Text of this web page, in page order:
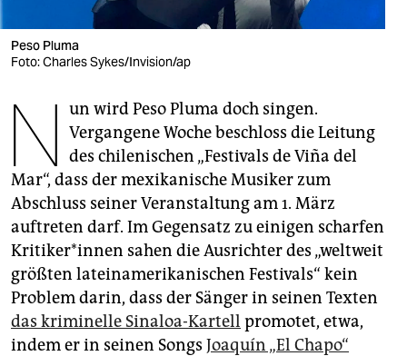
fragen & hilfe
abo
genossenschaft
epaper login
Peso Pluma
Foto: Charles Sykes/Invision/ap
N un wird Peso Pluma doch singen.
Vergangene Woche beschloss die Leitung
des chilenischen „Festivals de Viña del
Mar“, dass der mexikanische Musiker zum
Abschluss seiner Veranstaltung am 1. März
auftreten darf. Im Gegensatz zu einigen scharfen
Kri­ti­ke­r*in­nen sahen die Ausrichter des „weltweit
größten lateinamerikanischen Festivals“ kein
Problem darin, dass der Sänger in seinen Texten
das kriminelle Sinaloa-Kartell promotet, etwa,
indem er in seinen Songs Joaquín „El Chapo“